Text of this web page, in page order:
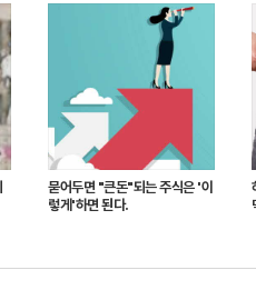
묻어두면 "큰돈"되는 주식은 '이
렇게'하면 된다.